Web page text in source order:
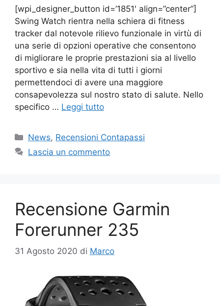
[wpi_designer_button id=’1851′ align=”center”]
Swing Watch rientra nella schiera di fitness
tracker dal notevole rilievo funzionale in virtù di
una serie di opzioni operative che consentono
di migliorare le proprie prestazioni sia al livello
sportivo e sia nella vita di tutti i giorni
permettendoci di avere una maggiore
consapevolezza sul nostro stato di salute. Nello
specifico … Leggi tutto
Categorie
News, Recensioni Contapassi
Lascia un commento
Recensione Garmin
Forerunner 235
31 Agosto 2020 di Marco